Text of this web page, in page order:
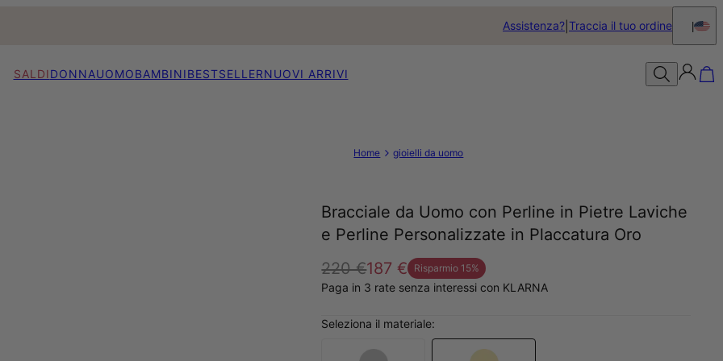
Assistenza? Traccia il tuo ordine
SALDIDONNAUOMOBAMBINIBESTSELLERNUOVI ARRIVI
Home gioielli da uomo
Bracciale da Uomo con Perline in Pietre Laviche
e Perline Personalizzate in Placcatura Oro
220 €187 € Risparmio 15%
Paga in 3 rate senza interessi con KLARNA
Seleziona il materiale: